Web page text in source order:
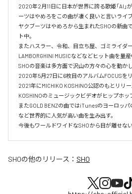
2020年2月11日に日本が世界に誇る歌姫「AI」
ーツはやめろをこの曲が凄く良いと言いライブ
ヤクブーツはやめろから生まれたSHOの新曲
ト中。
またハスラー、令和、目立ち屋、ゴミライダー
LAMBORGHINI MUSICなどなどヒット曲を量産
SHOの音楽は多方面で沢山の方々の心を動かし
2020年5月27日に6枚目のアルバムFOCUSをリ
2021年にMICHIKO KOSHINO公認のもとリリ
KOSHINOのミュージックビデオがヒップホッ
またGOLD BENZの曲ではiTunesのヨーロッ
など世界的に人気が高い曲を生み出す。
今後もワールドワイドなSHOから目が離せない
SHOの他のリリース： SHO